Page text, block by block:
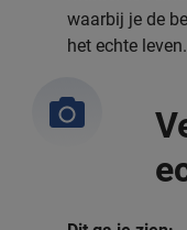
waarbij je de
het echte leven.